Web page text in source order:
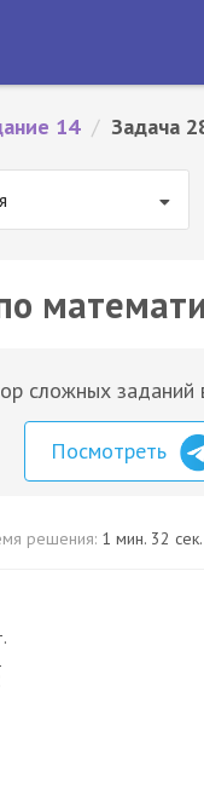
14 / Задача
сложных заданий
Посмотреть
решения: 1 мин. 32 сек.
.